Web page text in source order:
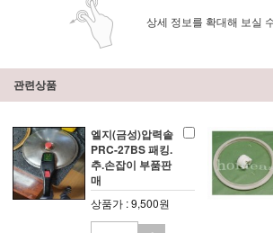
상세 정보를 확대해 보실
관련상품
엘지(금성)압력솥
PRC-27BS 패킹.
추.손잡이 부품판
매
상품가 : 9,500원